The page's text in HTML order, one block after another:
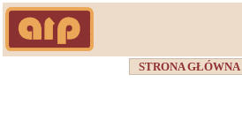
STRONA GŁÓWNA